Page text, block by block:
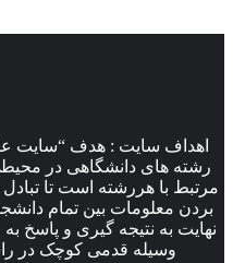
اهداف سایت : هدف “سایت
رشته های دانشگاهی در
مرتبط با هررشته است تا
بردن معلومات بین تمام
نهایت به نتیجه گیری و پاسخ
وسیله قدمی کوچک در